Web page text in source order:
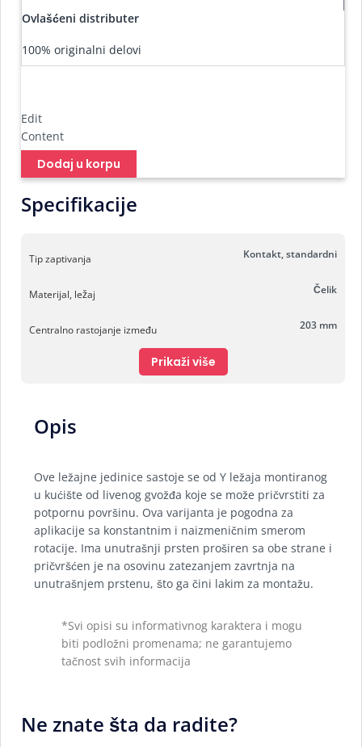
Ovlašćeni distributer
100% originalni delovi
Edit
Content
Dodaj u korpu
Specifikacije
Tip zaptivanja Kontakt, standardni
Materijal, ležaj Čelik
Centralno rastojanje između 203 mm
Prikaži više
Opis
Ove ležajne jedinice sastoje se od Y ležaja montiranog
u kućište od livenog gvožđa koje se može pričvrstiti za
potpornu površinu. Ova varijanta je pogodna za
aplikacije sa konstantnim i naizmeničnim smerom
rotacije. Ima unutrašnji prsten proširen sa obe strane i
pričvršćen je na osovinu zatezanjem zavrtnja na
unutrašnjem prstenu, što ga čini lakim za montažu.
*Svi opisi su informativnog karaktera i mogu
biti podložni promenama; ne garantujemo
tačnost svih informacija
Ne znate šta da radite?